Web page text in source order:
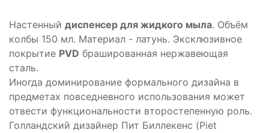
Настенный диспенсер для жидкого мыла. Объём
колбы 150 мл. Материал - латунь. Эксклюзивное
покрытие PVD брашированная нержавеющая
сталь.
Иногда доминирование формального дизайна в
предметах повседневного использования может
отвести функциональности второстепенную роль.
Голландский дизайнер Пит Биллекенс (Piet